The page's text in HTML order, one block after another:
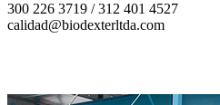
300 226 3719 / 312 401 4527
calidad@biodexterltda.com